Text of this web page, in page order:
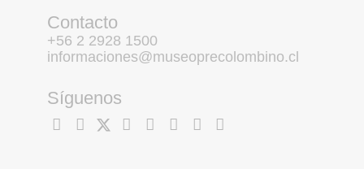
Contacto
+56 2 2928 1500
informaciones@museoprecolombino.cl
Síguenos